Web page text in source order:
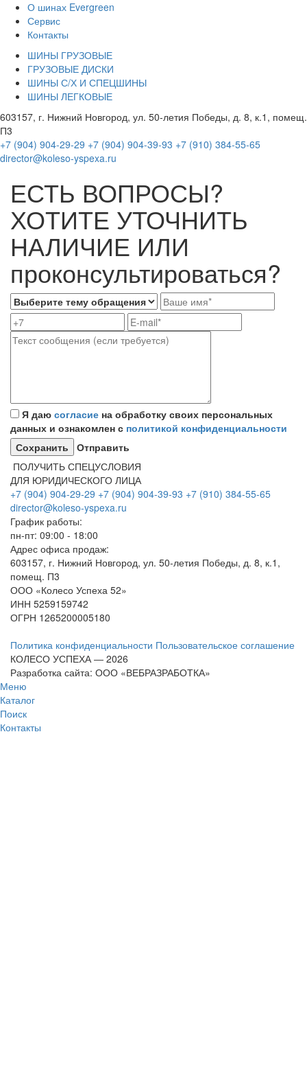
О шинах Evergreen
Сервис
Контакты
ШИНЫ ГРУЗОВЫЕ
ГРУЗОВЫЕ ДИСКИ
ШИНЫ С/Х И СПЕЦШИНЫ
ШИНЫ ЛЕГКОВЫЕ
603157, г. Нижний Новгород, ул. 50-летия Победы, д. 8, к.1, помещ.
П3
+7 (904) 904-29-29 +7 (904) 904-39-93 +7 (910) 384-55-65
director@koleso-yspexa.ru
ЕСТЬ ВОПРОСЫ?
ХОТИТЕ УТОЧНИТЬ
НАЛИЧИЕ ИЛИ
проконсультироваться?
Я даю согласие на обработку своих персональных
данных и ознакомлен с политикой конфиденциальности
Отправить
ПОЛУЧИТЬ СПЕЦУСЛОВИЯ
ДЛЯ ЮРИДИЧЕСКОГО ЛИЦА
+7 (904) 904-29-29 +7 (904) 904-39-93 +7 (910) 384-55-65
director@koleso-yspexa.ru
График работы:
пн-пт: 09:00 - 18:00
Адрес офиса продаж:
603157, г. Нижний Новгород, ул. 50-летия Победы, д. 8, к.1,
помещ. П3
ООО «Колесо Успеха 52»
ИНН 5259159742
ОГРН 1265200005180
Политика конфиденциальности Пользовательское соглашение
КОЛЕСО УСПЕХА ― 2026
Разработка сайта: ООО «ВЕБРАЗРАБОТКА»
Меню
Каталог
Поиск
Контакты